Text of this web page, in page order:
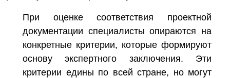
При оценке соответствия проектной
документации специалисты опираются на
конкретные критерии, которые формируют
основу экспертного заключения. Эти
критерии едины по всей стране, но могут